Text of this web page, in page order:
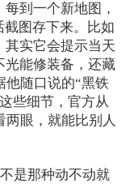
到一个新地图，
截图存下来。比如
其实它会提示当天
光能修装备，还藏
他随口说的“黑铁
些细节，官方从
眼，就能比别人
是那种动不动就